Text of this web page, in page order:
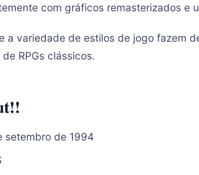
com gráficos remasterizados e
a variedade de estilos de jogo fazem
RPGs clássicos.
setembro de 1994